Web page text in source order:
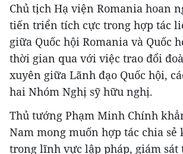
Chủ tịch Hạ viện Romania hoan
tiến triển tích cực trong hợp tác
giữa Quốc hội Romania và Quốc
thời gian qua với việc trao đổi
xuyên giữa Lãnh đạo Quốc hội,
hai Nhóm Nghị sỹ hữu nghị.
Thủ tướng Phạm Minh Chính
Nam mong muốn hợp tác chia
trong lĩnh vực lập pháp, giám sát